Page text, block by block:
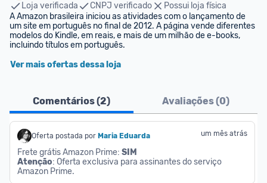
Loja verificada
CNPJ verificado
Possui loja física
A Amazon brasileira iniciou as atividades com o lançamento de
um site em português no final de 2012. A página vende diferentes
modelos do Kindle, em reais, e mais de um milhão de e-books,
incluindo títulos em português.
Ver mais ofertas dessa loja
Comentários (2) Avaliações (0)
Oferta postada por Maria Eduarda um mês atrás
Frete grátis Amazon Prime: SIM
Atenção: Oferta exclusiva para assinantes do serviço
Amazon Prime.